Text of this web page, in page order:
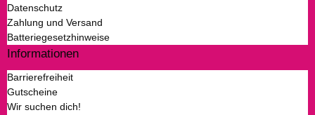
Datenschutz
Zahlung und Versand
Batteriegesetzhinweise
Informationen
Barrierefreiheit
Gutscheine
Wir suchen dich!